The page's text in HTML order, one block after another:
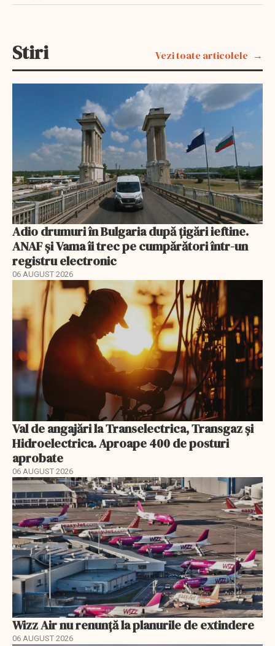
Stiri Vezi toate articolele
Adio drumuri în Bulgaria după țigări ieftine.
ANAF și Vama îi trec pe cumpărători într-un
registru electronic
06 AUGUST 2026
Val de angajări la Transelectrica, Transgaz și
Hidroelectrica. Aproape 400 de posturi
aprobate
06 AUGUST 2026
Wizz Air nu renunță la planurile de extindere
06 AUGUST 2026